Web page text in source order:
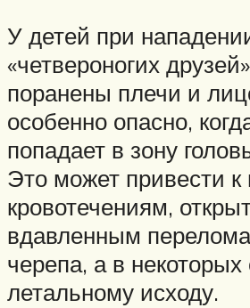
У детей при
«четвероногих
поранены плечи и
особенно опасно,
попадает в зону
Это может привести к
кровотечениям,
вдавленным
черепа, а в некоторых
летальному исходу.